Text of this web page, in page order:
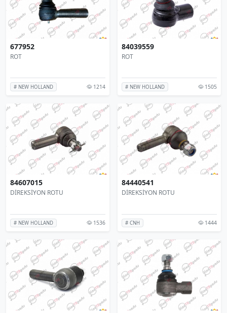
677952
ROT
# NEW HOLLAND 1214
84039559
ROT
# NEW HOLLAND 1505
84607015
DİREKSİYON ROTU
# NEW HOLLAND 1536
84440541
DİREKSİYON ROTU
# CNH 1444